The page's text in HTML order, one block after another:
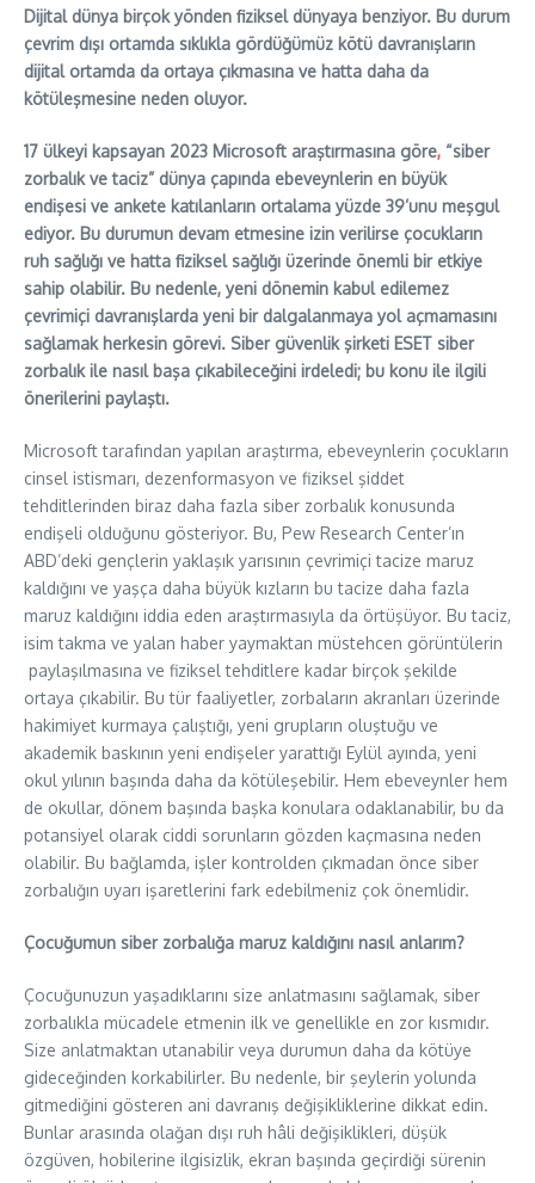
Dijital dünya birçok yönden fiziksel dünyaya benziyor. Bu durum
çevrim dışı ortamda sıklıkla gördüğümüz kötü davranışların
dijital ortamda da ortaya çıkmasına ve hatta daha da
kötüleşmesine neden oluyor.
17 ülkeyi kapsayan 2023 Microsoft araştırmasına göre, “siber
zorbalık ve taciz” dünya çapında ebeveynlerin en büyük
endişesi ve ankete katılanların ortalama yüzde 39’unu meşgul
ediyor. Bu durumun devam etmesine izin verilirse çocukların
ruh sağlığı ve hatta fiziksel sağlığı üzerinde önemli bir etkiye
sahip olabilir. Bu nedenle, yeni dönemin kabul edilemez
çevrimiçi davranışlarda yeni bir dalgalanmaya yol açmamasını
sağlamak herkesin görevi. Siber güvenlik şirketi ESET siber
zorbalık ile nasıl başa çıkabileceğini irdeledi; bu konu ile ilgili
önerilerini paylaştı.
Microsoft tarafından yapılan araştırma, ebeveynlerin çocukların
cinsel istismarı, dezenformasyon ve fiziksel şiddet
tehditlerinden biraz daha fazla siber zorbalık konusunda
endişeli olduğunu gösteriyor. Bu, Pew Research Center’ın
ABD’deki gençlerin yaklaşık yarısının çevrimiçi tacize maruz
kaldığını ve yaşça daha büyük kızların bu tacize daha fazla
maruz kaldığını iddia eden araştırmasıyla da örtüşüyor. Bu taciz,
isim takma ve yalan haber yaymaktan müstehcen görüntülerin
paylaşılmasına ve fiziksel tehditlere kadar birçok şekilde
ortaya çıkabilir. Bu tür faaliyetler, zorbaların akranları üzerinde
hakimiyet kurmaya çalıştığı, yeni grupların oluştuğu ve
akademik baskının yeni endişeler yarattığı Eylül ayında, yeni
okul yılının başında daha da kötüleşebilir. Hem ebeveynler hem
de okullar, dönem başında başka konulara odaklanabilir, bu da
potansiyel olarak ciddi sorunların gözden kaçmasına neden
olabilir. Bu bağlamda, işler kontrolden çıkmadan önce siber
zorbalığın uyarı işaretlerini fark edebilmeniz çok önemlidir.
Çocuğumun siber zorbalığa maruz kaldığını nasıl anlarım?
Çocuğunuzun yaşadıklarını size anlatmasını sağlamak, siber
zorbalıkla mücadele etmenin ilk ve genellikle en zor kısmıdır.
Size anlatmaktan utanabilir veya durumun daha da kötüye
gideceğinden korkabilirler. Bu nedenle, bir şeylerin yolunda
gitmediğini gösteren ani davranış değişikliklerine dikkat edin.
Bunlar arasında olağan dışı ruh hâli değişiklikleri, düşük
özgüven, hobilerine ilgisizlik, ekran başında geçirdiği sürenin